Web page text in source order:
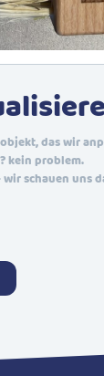
das wir
kein problem.
schauen uns